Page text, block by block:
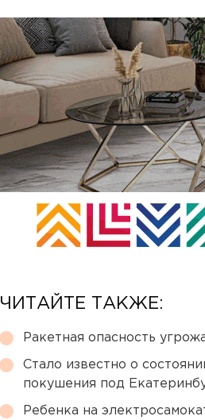
ЧИТАЙТЕ ТАКЖЕ:
Ракетная опасность
Стало известно о
покушения под
Ребенка на